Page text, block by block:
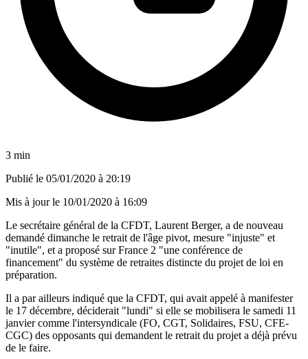
3 min
Publié le 05/01/2020 à 20:19
Mis à jour le 10/01/2020 à 16:09
Le secrétaire général de la CFDT, Laurent Berger, a de nouveau
demandé dimanche le retrait de l'âge pivot, mesure "injuste" et
"inutile", et a proposé sur France 2 "une conférence de
financement" du système de retraites distincte du projet de loi en
préparation.
Il a par ailleurs indiqué que la CFDT, qui avait appelé à manifester
le 17 décembre, déciderait "lundi" si elle se mobilisera le samedi 11
janvier comme l'intersyndicale (FO, CGT, Solidaires, FSU, CFE-
CGC) des opposants qui demandent le retrait du projet a déjà prévu
de le faire.